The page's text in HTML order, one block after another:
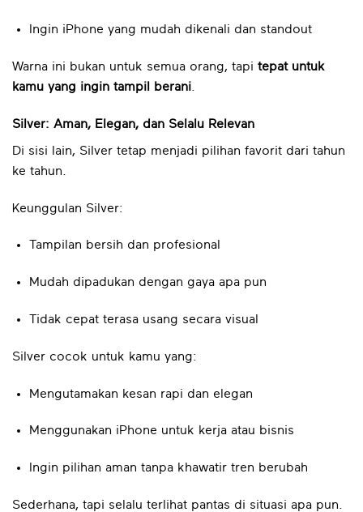
Ingin iPhone yang mudah dikenali dan standout
Warna ini bukan untuk semua orang, tapi tepat untuk
kamu yang ingin tampil berani
Silver: Aman, Elegan, dan Selalu Relevan
Di sisi lain, Silver tetap menjadi pilihan favorit dari tahun
ke tahun.
Keunggulan Silver:
Tampilan bersih dan profesional
Mudah dipadukan dengan gaya apa pun
Tidak cepat terasa usang secara visual
Silver cocok untuk kamu yang:
Mengutamakan kesan rapi dan elegan
Menggunakan iPhone untuk kerja atau bisnis
Ingin pilihan aman tanpa khawatir tren berubah
Sederhana, tapi selalu terlihat pantas di situasi apa pun.